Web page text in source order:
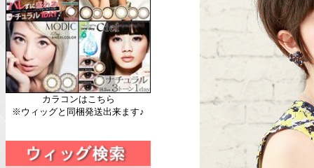
カラコンはこちら
※ウィッグと同梱発送出来ます♪